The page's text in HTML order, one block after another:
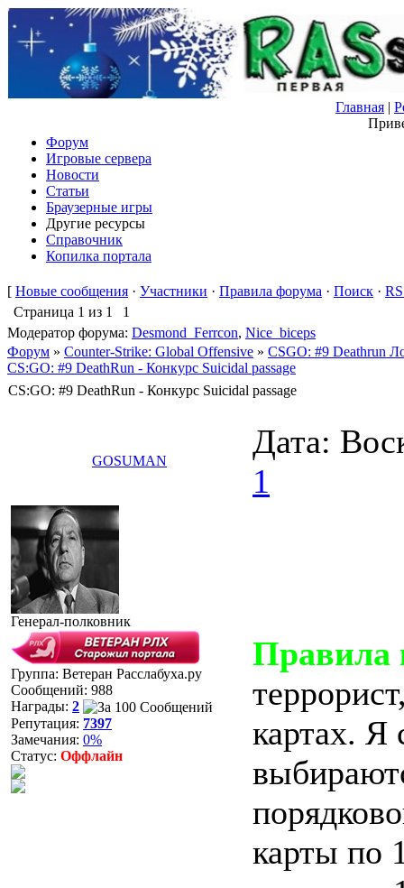
Главная |
Форум
Игровые сервера
Новости
Статьи
Браузерные игры
Другие ресурсы
Справочник
Копилка портала
[ Новые сообщения · Участники · Правила форума · Поиск ·
Страница 1 из 1
1
Модератор форума: Desmond_Ferrcon, Nice_biceps
Форум » Counter-Strike: Global Offensive » CSGO: #9 Deathrun
CS:GO: #9 DeathRun - Конкурс Suicidal passage
CS:GO: #9 DeathRun - Конкурс Suicidal passage
GOSUMAN
Дата:
1
Генерал-полковник
Группа: Ветеран Расслабуха.ру
Сообщений: 988
Награды: 2
Репутация: 7397
Замечания: 0%
Статус: Оффлайн
Правила
картах. Я
карты по